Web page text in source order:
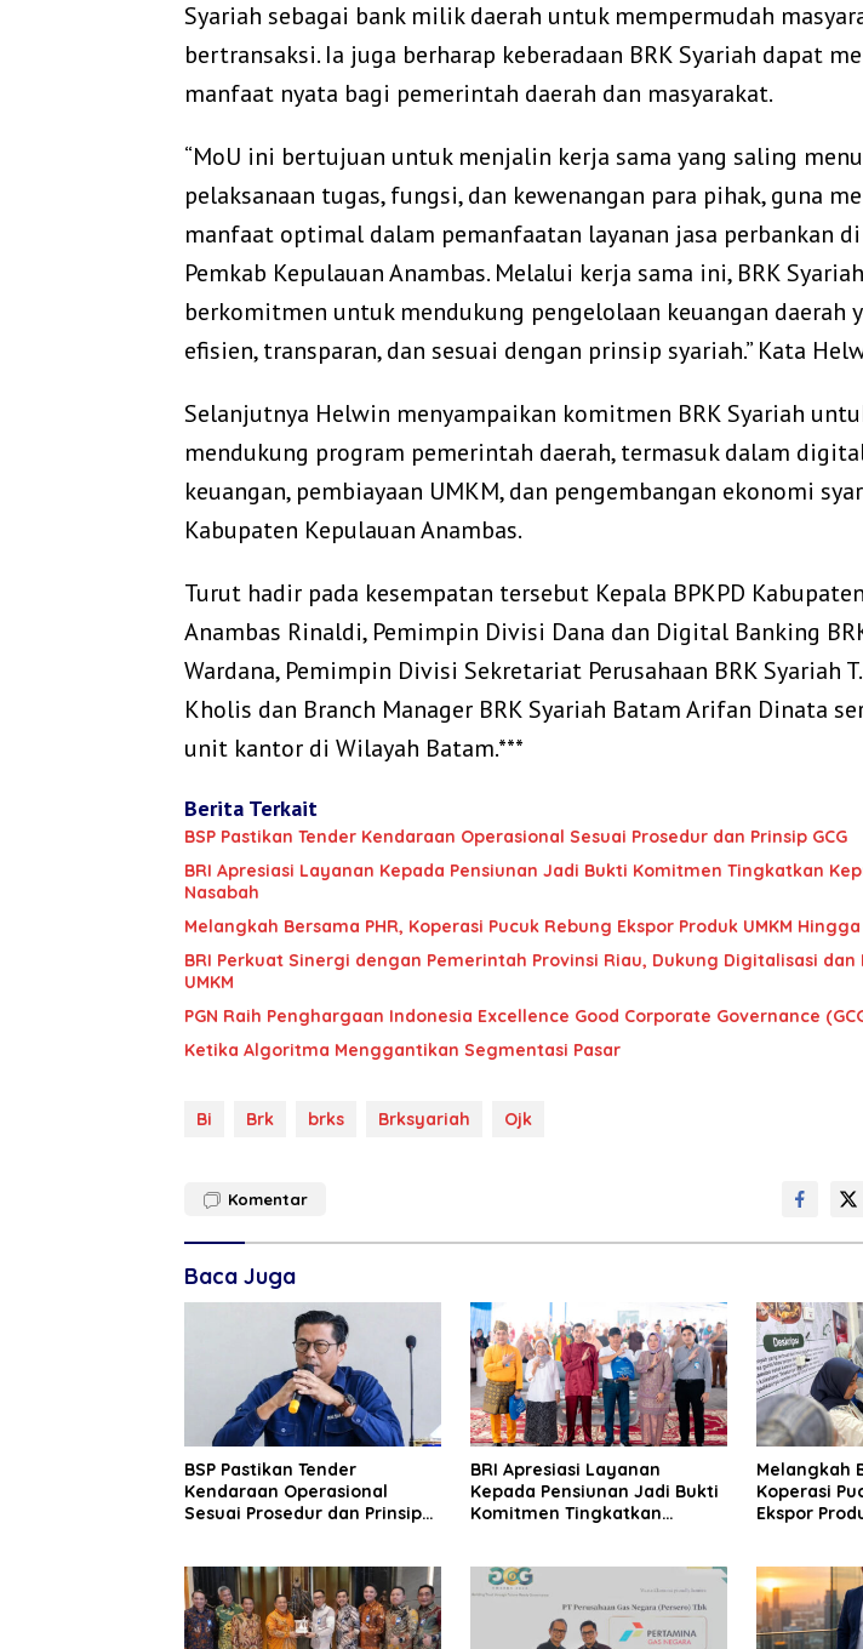
Syariah sebagai bank milik daerah untuk mempermudah
bertransaksi. Ia juga berharap keberadaan BRK Syariah dapat
manfaat nyata bagi pemerintah daerah dan masyarakat.
“MoU ini bertujuan untuk menjalin kerja sama yang saling
pelaksanaan tugas, fungsi, dan kewenangan para pihak, guna
manfaat optimal dalam pemanfaatan layanan jasa perbankan
Pemkab Kepulauan Anambas. Melalui kerja sama ini, BRK Syariah
berkomitmen untuk mendukung pengelolaan keuangan daerah
efisien, transparan, dan sesuai dengan prinsip syariah.” Kata
Selanjutnya Helwin menyampaikan komitmen BRK Syariah
mendukung program pemerintah daerah, termasuk dalam
keuangan, pembiayaan UMKM, dan pengembangan ekonomi
Kabupaten Kepulauan Anambas.
Turut hadir pada kesempatan tersebut Kepala BPKPD
Anambas Rinaldi, Pemimpin Divisi Dana dan Digital Banking
Wardana, Pemimpin Divisi Sekretariat Perusahaan BRK Syariah
Kholis dan Branch Manager BRK Syariah Batam Arifan Dinata
unit kantor di Wilayah Batam.***
Berita Terkait
BSP Pastikan Tender Kendaraan Operasional Sesuai Prosedur dan Prinsip GCG
BRI Apresiasi Layanan Kepada Pensiunan Jadi Bukti Komitmen Tingkatkan
Nasabah
Melangkah Bersama PHR, Koperasi Pucuk Rebung Ekspor Produk UMKM
BRI Perkuat Sinergi dengan Pemerintah Provinsi Riau, Dukung Digitalisasi dan
UMKM
‎PGN Raih Penghargaan Indonesia‎ Excellence Good Corporate Governance
Ketika Algoritma Menggantikan Segmentasi Pasar
Bi Brk brks Brksyariah Ojk
Komentar
Baca Juga
BSP Pastikan Tender
Kendaraan Operasional
Sesuai Prosedur dan Prinsip
BRI Apresiasi Layanan
Kepada Pensiunan Jadi Bukti
Komitmen Tingkatkan
Melangkah
Koperasi
Ekspor